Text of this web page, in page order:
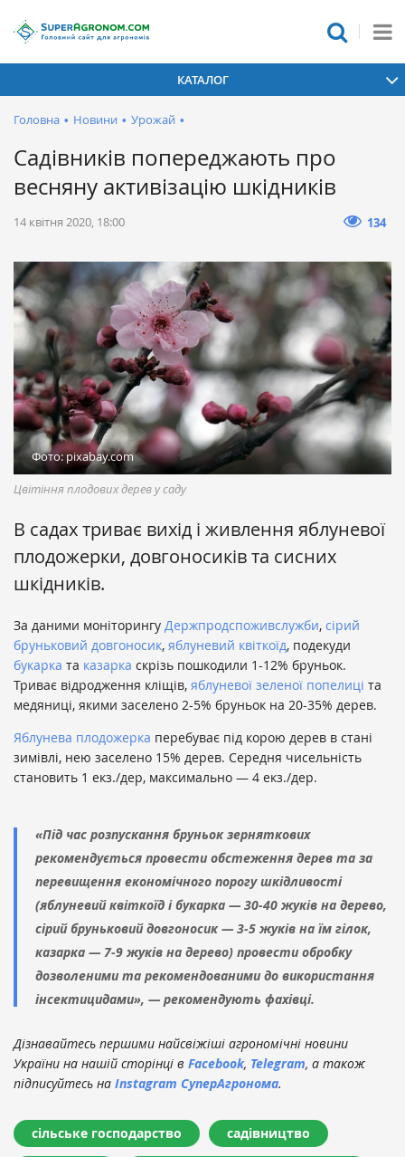
КАТАЛОГ
Головна • Новини • Урожай •
Садівників попереджають про
весняну активізацію шкідників
14 квітня 2020, 18:00 134
Фото: pixabay.com
Цвітіння плодових дерев у саду
В садах триває вихід і живлення яблуневої
плодожерки, довгоносиків та сисних
шкідників.
За даними моніторингу Держпродспоживслужби, сірий
бруньковий довгоносик, яблуневий квіткоїд, подекуди
букарка та казарка скрізь пошкодили 1-12% бруньок.
Триває відродження кліщів, яблуневої зеленої попелиці та
медяниці, якими заселено 2-5% бруньок на 20-35% дерев.
Яблунева плодожерка перебуває під корою дерев в стані
зимівлі, нею заселено 15% дерев. Середня чисельність
становить 1 екз./дер, максимально — 4 екз./дер.
«Під час розпускання бруньок зерняткових
рекомендується провести обстеження дерев та за
перевищення економічного порогу шкідливості
(яблуневий квіткоїд і букарка — 30-40 жуків на дерево,
сірий бруньковий довгоносик — 3-5 жуків на їм гілок,
казарка — 7-9 жуків на дерево) провести обробку
дозволеними та рекомендованими до використання
інсектицидами», — рекомендують фахівці.
Дізнавайтесь першими найсвіжіші агрономічні новини
України на нашій сторінці в Facebook, Telegram, а також
підписуйтесь на Instagram СуперАгронома.
сільське господарство садівництво